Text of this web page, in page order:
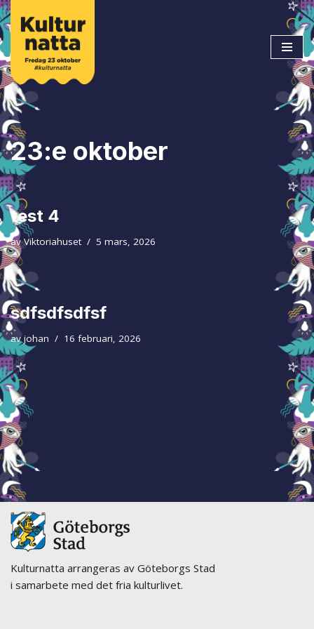
Hoppa
innehåll
23:e oktober
test 4
avViktoriahuset 5 mars, 2026
sdfsdfsdfsf
avjohan 16 februari, 2026
Kulturnatta arrangeras av Göteborgs Stad
i samarbete med det fria kulturlivet.